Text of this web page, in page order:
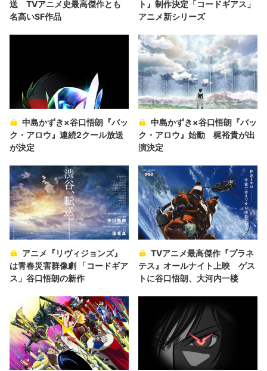
送 TVアニメ史最高傑作とも
名高いSF作品
ト』制作決定「コードギアス」
アニメ新シリーズ
中島かずき×谷口悟朗『バッ
ク・アロウ』連続2クール放送
が決定
中島かずき×谷口悟朗『バッ
ク・アロウ』始動 梶裕貴が出
演決定
アニメ『リヴィジョンズ』
は青春災害群像劇 「コードギア
ス」谷口悟朗の新作
TVアニメ最高傑作『プラネ
テス』オールナイト上映 ゲス
トに谷口悟朗、大河内一楼